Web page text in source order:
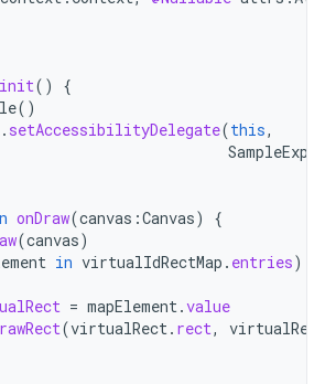
init()
{
()
. setAccessibilityDelegate(this,
onDraw(canvas :Canvas)
{
(canvas)
in virtualIdRectMap . entries)
= mapElement.value
(virtualRect. rect,
virtualRect